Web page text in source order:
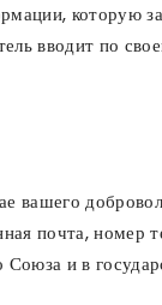
которую
вводит по
почта,
и в